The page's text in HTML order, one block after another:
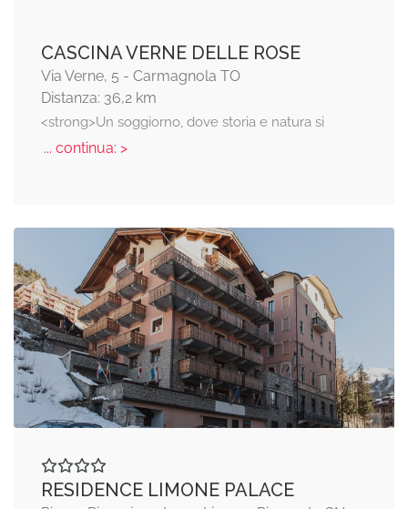
CASCINA VERNE DELLE ROSE
Via Verne, 5 - Carmagnola TO
Distanza: 36,2 km
<strong>Un soggiorno, dove storia e natura si
... continua: >
RESIDENCE LIMONE PALACE